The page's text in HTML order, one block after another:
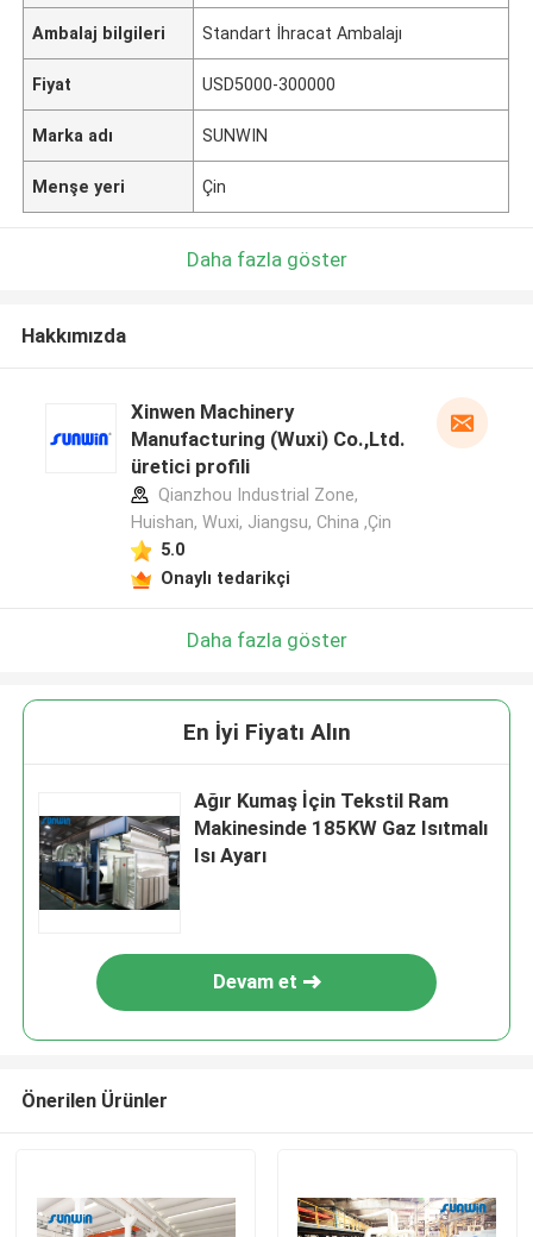
Ambalaj bilgileri Standart İhracat Ambalajı
Fiyat USD5000-300000
Marka adı SUNWIN
Menşe yeri Çin
Daha fazla göster
Hakkımızda
Xinwen Machinery
Manufacturing (Wuxi) Co.,Ltd.
üretici profili
Qianzhou Industrial Zone,
Huishan, Wuxi, Jiangsu, China ,Çin
5.0
Onaylı tedarikçi
Daha fazla göster
En İyi Fiyatı Alın
Ağır Kumaş İçin Tekstil Ram
Makinesinde 185KW Gaz Isıtmalı
Isı Ayarı
Devam et
Önerilen Ürünler